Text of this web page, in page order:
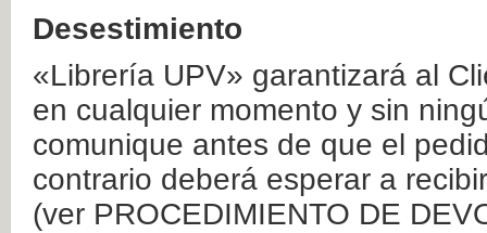
Desestimiento
«Librería UPV» garantizará al
en cualquier momento y sin
comunique antes de que el
contrario deberá esperar a
(ver PROCEDIMIENTO DE